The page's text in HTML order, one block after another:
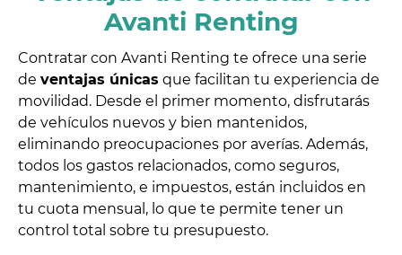
Avanti Renting
Contratar con Avanti Renting te ofrece una serie
de ventajas únicas que facilitan tu experiencia de
movilidad. Desde el primer momento, disfrutarás
de vehículos nuevos y bien mantenidos,
eliminando preocupaciones por averías. Además,
todos los gastos relacionados, como seguros,
mantenimiento, e impuestos, están incluidos en
tu cuota mensual, lo que te permite tener un
control total sobre tu presupuesto.